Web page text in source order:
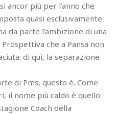
ancor più per l’anno che
quasi esclusivamente
da parte l’ambizione di una
che a Pansa non
di qui, la separazione
di Pms, questo è. Come
il nome più caldo è quello
Coach della